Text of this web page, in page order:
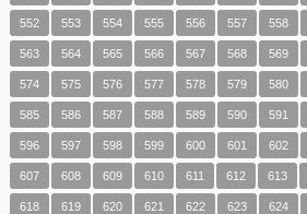
552 553 554 555 556 557 558
563 564 565 566 567 568 569
574 575 576 577 578 579 580
585 586 587 588 589 590 591
596 597 598 599 600 601 602
607 608 609 610 611 612 613
618 619 620 621 622 623 624